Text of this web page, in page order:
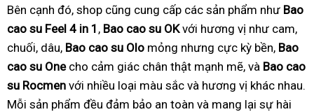
Bên cạnh đó, shop cũng cung cấp các sản phẩm như Bao
cao su Feel 4 in 1 , Bao cao su OKvới hương vị như cam,
chuối, dâu, Bao cao su Olo mỏng nhưng cực kỳ bền, Bao
cao su Onecho cảm giác chân thật mạnh mẽ, và Bao cao
su Rocmen với nhiều loại màu sắc và hương vị khác nhau.
Mỗi sản phẩm đều đảm bảo an toàn và mang lại sự hài